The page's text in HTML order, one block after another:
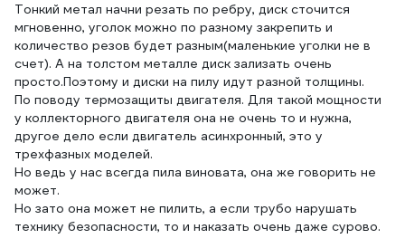
Тонкий метал начни резать по ребру, диск сточится
мгновенно, уголок можно по разному закрепить и
количество резов будет разным(маленькие уголки не в
счет). А на толстом металле диск зализать очень
просто.Поэтому и диски на пилу идут разной толщины.
По поводу термозащиты двигателя. Для такой мощности
у коллекторного двигателя она не очень то и нужна,
другое дело если двигатель асинхронный, это у
трехфазных моделей.
Но ведь у нас всегда пила виновата, она же говорить не
может.
Но зато она может не пилить, а если трубо нарушать
технику безопасности, то и наказать очень даже сурово.